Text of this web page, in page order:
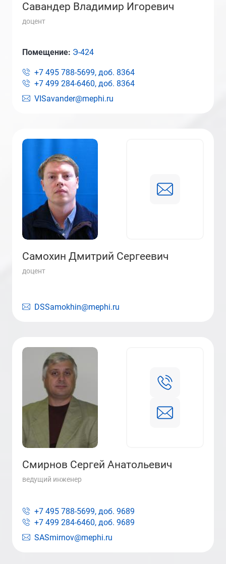
Савандер Владимир Игоревич
доцент
VISavander@mephi.ru
Помещение: Э-424
+7 495 788-5699, доб. 8364
+7 499 284-6460, доб. 8364
Самохин Дмитрий Сергеевич
доцент
DSSamokhin@mephi.ru
Смирнов Сергей Анатольевич
ведущий инженер
SASmirnov@mephi.ru
+7 495 788-5699, доб. 9689
+7 499 284-6460, доб. 9689